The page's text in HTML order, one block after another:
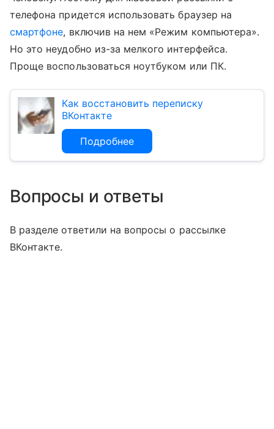
телефона придется использовать браузер на
смартфоне, включив на нем «Режим компьютера».
Но это неудобно из-за мелкого интерфейса.
Проще воспользоваться ноутбуком или ПК.
Как восстановить переписку
ВКонтакте
Подробнее
Вопросы и ответы
В разделе ответили на вопросы о рассылке
ВКонтакте.